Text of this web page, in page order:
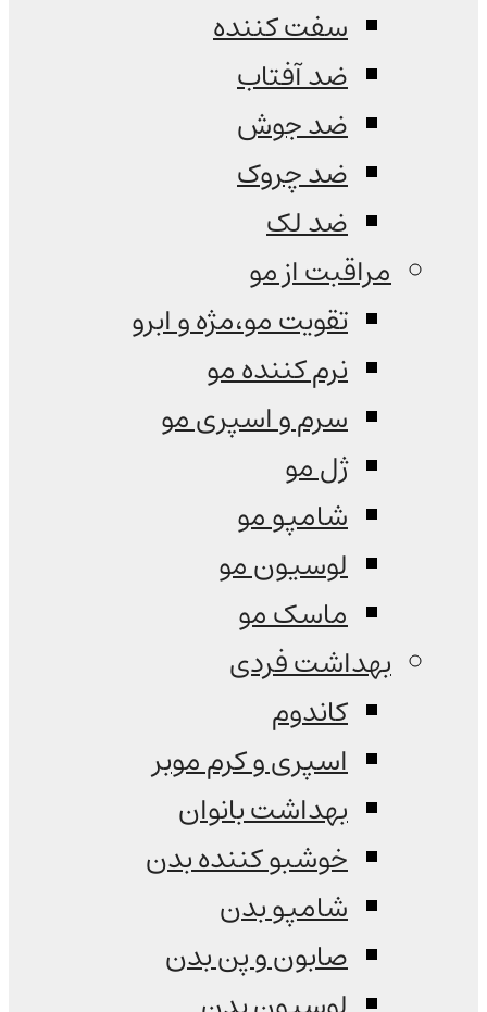
سفت کننده
ضد آفتاب
ضد جوش
ضد چروک
ضد لک
مراقبت از مو
تقویت مو،مژه و ابرو
نرم کننده مو
سرم و اسپری مو
ژل مو
شامپو مو
لوسیون مو
ماسک مو
بهداشت فردی
کاندوم
اسپری و کرم موبر
بهداشت بانوان
خوشبو کننده بدن
شامپو بدن
صابون و پن بدن